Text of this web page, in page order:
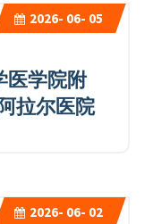
2026- 06- 05
医学院附
拉尔医院
2026- 06- 02